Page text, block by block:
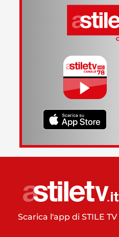
Scarica l'app di STILE